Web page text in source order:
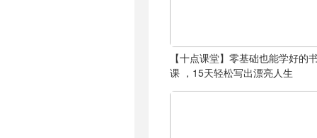
【十点课堂】零基础也能学好的
课 ，15天轻松写出漂亮人生